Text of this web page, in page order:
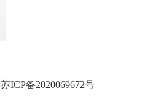
苏ICP备2020069672号